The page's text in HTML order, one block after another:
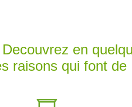
Decouvrez en
raisons qui font